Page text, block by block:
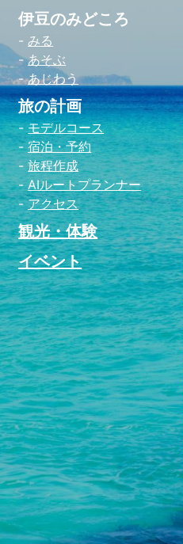
伊豆のみどころ
みる
あそぶ
あじわう
旅の計画
モデルコース
宿泊・予約
旅程作成
AIルートプランナー
アクセス
観光・体験
イベント